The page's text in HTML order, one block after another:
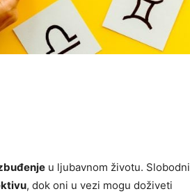
u ljubavnom životu. Slobodni
, dok oni u vezi mogu doživeti